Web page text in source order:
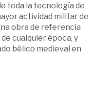
toda la tecnología de
actividad militar de
obra de referencia
cualquier época, y
bélico medieval en